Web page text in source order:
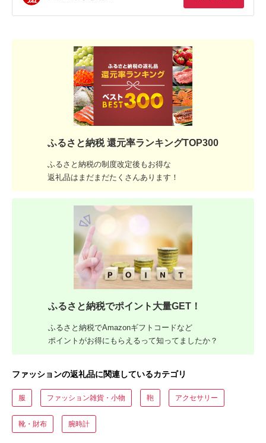
ふるさと納税 還元率ランキングTOP300
ふるさと納税の制度改定後もお得な
返礼品はまだまだたくさんあります！
ふるさと納税でポイント大量GET！
ふるさと納税でAmazonギフトコードなど
ポイントがお得にもらえるって知ってましたか？
ファッションの返礼品に関連しているカテゴリ
服 ファッション雑貨・小物 鞄 アクセサリー
靴・財布 腕時計